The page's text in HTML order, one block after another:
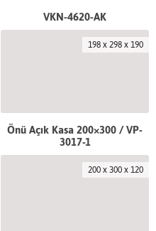
VKN-4620-AK
198 x 298 x 190
Önü Açık Kasa 200×300 / VP-
3017-1
200 x 300 x 120